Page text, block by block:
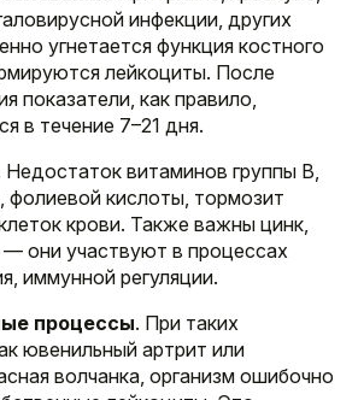
инфекции, других
угнетается функция костного
лейкоциты. После
показатели, как правило,
в течение 7–21 дня.
Недостаток витаминов группы B,
фолиевой кислоты, тормозит
крови. Также важны цинк,
они участвуют в процессах
иммунной регуляции.
процессы. При таких
ювенильный артрит или
волчанка, организм ошибочно